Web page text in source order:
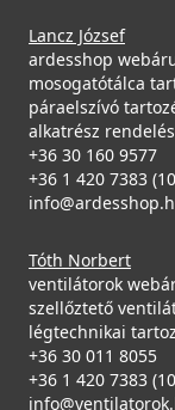
Lancz József
ardesshop
mosogatótálca
páraelszívó
alkatrész rendelés
+36 30 160 9577
+36 1 420 7383
Tóth Norbert
ventilátorok
szellőztető
légtechnikai
+36 30 011 8055
+36 1 420 7383